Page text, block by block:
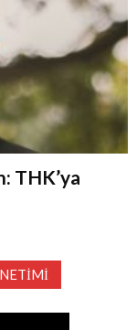
THK’ya